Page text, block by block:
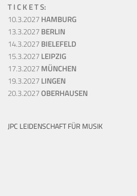
T I C K E T S:
10.3.2027HAMBURG
13.3.2027BERLIN
14.3.2027BIELEFELD
15.3.2027LEIPZIG
17.3.2027MÜNCHEN
19.3.2027LINGEN
20.3.2027OBERHAUSEN
JPC LEIDENSCHAFT FÜR MUSIK